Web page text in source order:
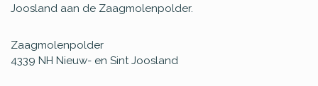
Joosland aan de Zaagmolenpolder.
Zaagmolenpolder
4339 NH Nieuw- en Sint Joosland